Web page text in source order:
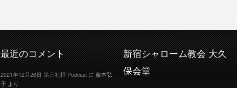
最近のコメント
2021年12月26日 第三礼拝 Podcastに藤本弘
子より
新宿シャローム教会 大久
保会堂